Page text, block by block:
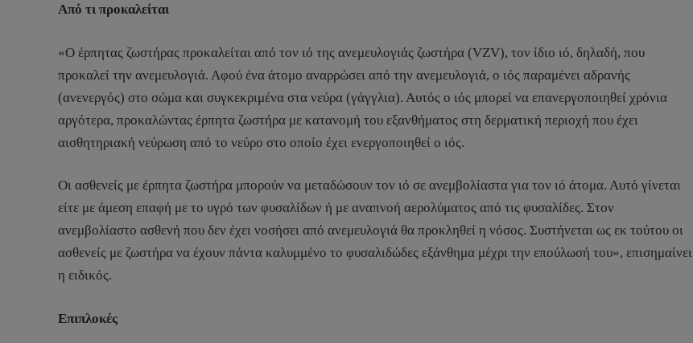
Από τι προκαλείται
«Ο έρπητας ζωστήρας προκαλείται από τον ιό της ανεμευλογιάς ζωστήρα (VZV), τον ίδιο ιό, δηλαδή, που
προκαλεί την ανεμευλογιά. Αφού ένα άτομο αναρρώσει από την ανεμευλογιά, ο ιός παραμένει αδρανής
(ανενεργός) στο σώμα και συγκεκριμένα στα νεύρα (γάγγλια). Αυτός ο ιός μπορεί να επανεργοποιηθεί χρόνια
αργότερα, προκαλώντας έρπητα ζωστήρα με κατανομή του εξανθήματος στη δερματική περιοχή που έχει
αισθητηριακή νεύρωση από το νεύρο στο οποίο έχει ενεργοποιηθεί ο ιός.
Οι ασθενείς με έρπητα ζωστήρα μπορούν να μεταδώσουν τον ιό σε ανεμβολίαστα για τον ιό άτομα. Αυτό γίνεται
είτε με άμεση επαφή με το υγρό των φυσαλίδων ή με αναπνοή αερολύματος από τις φυσαλίδες. Στον
ανεμβολίαστο ασθενή που δεν έχει νοσήσει από ανεμευλογιά θα προκληθεί η νόσος. Συστήνεται ως εκ τούτου οι
ασθενείς με ζωστήρα να έχουν πάντα καλυμμένο το φυσαλιδώδες εξάνθημα μέχρι την επούλωσή του», επισημαίνει
η ειδικός.
Επιπλοκές